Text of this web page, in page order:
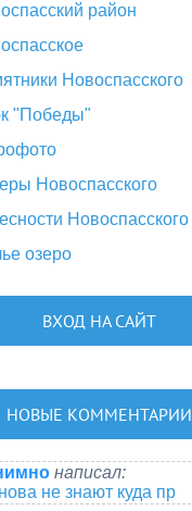
район
Новоспасского
"Победы"
Новоспасского
Новоспасского
озеро
ВХОД НА САЙТ
НОВЫЕ КОММЕНТАРИИ
написал:
не знают куда пр